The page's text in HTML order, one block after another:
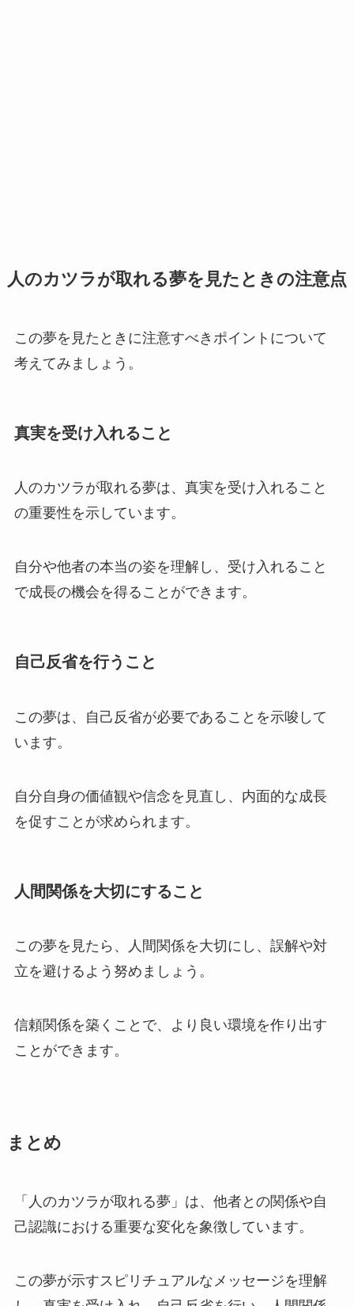
人のカツラが取れる夢を見たときの注意点
この夢を見たときに注意すべきポイントについて
考えてみましょう。
真実を受け入れること
人のカツラが取れる夢は、真実を受け入れること
の重要性を示しています。
自分や他者の本当の姿を理解し、受け入れること
で成長の機会を得ることができます。
自己反省を行うこと
この夢は、自己反省が必要であることを示唆して
います。
自分自身の価値観や信念を見直し、内面的な成長
を促すことが求められます。
人間関係を大切にすること
この夢を見たら、人間関係を大切にし、誤解や対
立を避けるよう努めましょう。
信頼関係を築くことで、より良い環境を作り出す
ことができます。
まとめ
「人のカツラが取れる夢」は、他者との関係や自
己認識における重要な変化を象徴しています。
この夢が示すスピリチュアルなメッセージを理解